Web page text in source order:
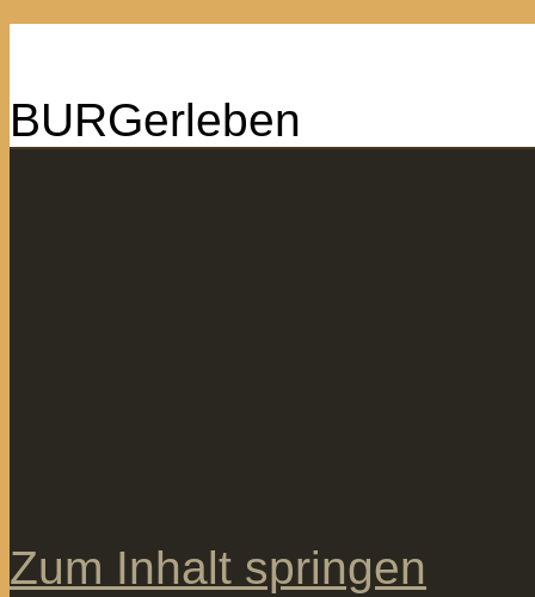
BURGerleben
Zum Inhalt springen